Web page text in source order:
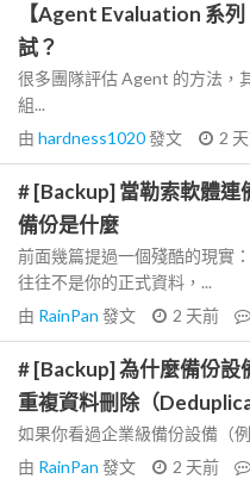
【Agent Evaluation 系
試？
很多團隊評估 Agent 的方法，
組...
由 hardness1020發文 2
# [Backup] 當勒索軟體連
備份是什麼
前面幾篇提過一個殘酷的現實
往往不是你的正式資料，...
由 RainPan 發文 2 天前
# [Backup] 為什麼備份設
重複資料刪除（
如果你看過企業級備份設備（
由 RainPan 發文 2 天前